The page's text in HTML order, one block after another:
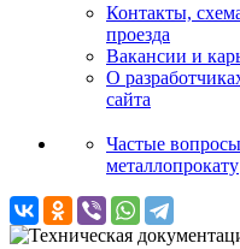
Контакты,
проезда
Вакансии и
О
сайта
Частые
металлопрокату